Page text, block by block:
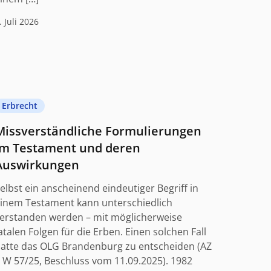
Juli 2026
Erbrecht
Formulierungen
Testament und deren
ein anscheinend eindeutiger Begriff in
Testament kann unterschiedlich
werden – mit möglicherweise
Folgen für die Erben. Einen solchen Fall
das OLG Brandenburg zu entscheiden (AZ
W 57/25, Beschluss vom 11.09.2025). 1982